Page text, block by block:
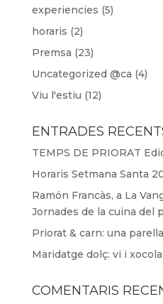
experiencies (5)
horaris (2)
Premsa (23)
Uncategorized @ca (4)
Viu l'estiu (12)
ENTRADES
TEMPS DE PRIORAT
Horaris Setmana Santa
Ramón Francàs, a La
Jornades de la cuina del
Priorat & carn: una
Maridatge dolç: vi i
COMENTARIS